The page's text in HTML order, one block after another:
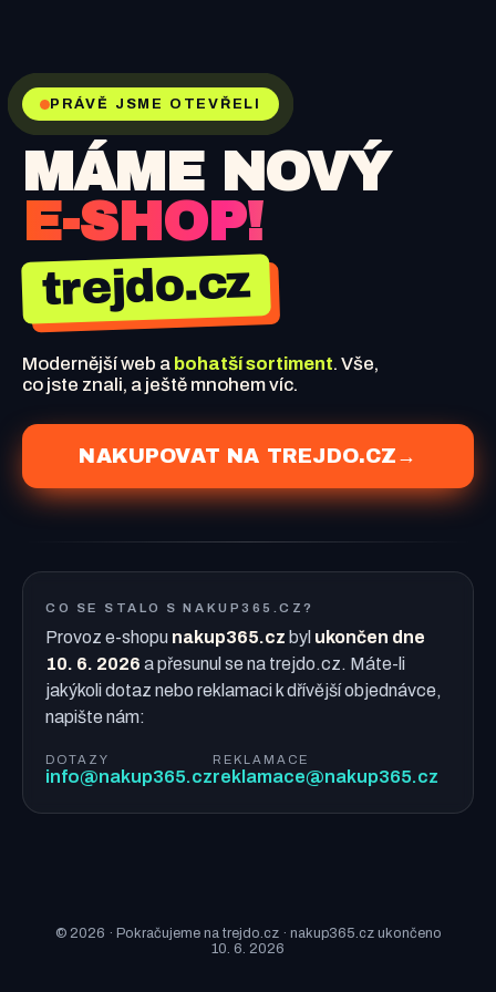
PRÁVĚ JSME OTEVŘELI
MÁME NOVÝ
E-SHOP!
trejdo.cz
Modernější web a bohatší sortiment. Vše,
co jste znali, a ještě mnohem víc.
NAKUPOVAT NA TREJDO.CZ →
CO SE STALO S NAKUP365.CZ?
Provoz e-shopu nakup365.cz byl ukončen dne
10. 6. 2026 a přesunul se na trejdo.cz. Máte-li
jakýkoli dotaz nebo reklamaci k dřívější objednávce,
napište nám:
DOTAZY
info@nakup365.cz
REKLAMACE
reklamace@nakup365.cz
© 2026 · Pokračujeme na trejdo.cz · nakup365.cz ukončeno
10. 6. 2026